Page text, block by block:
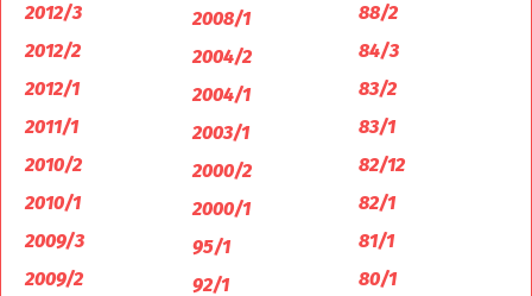
2012/3
2012/2
2012/1
2011/1
2010/2
2010/1
2009/3
2009/2
2008/1
2004/2
2004/1
2003/1
2000/2
2000/1
95/1
92/1
88/2
84/3
83/2
83/1
82/12
82/1
81/1
80/1